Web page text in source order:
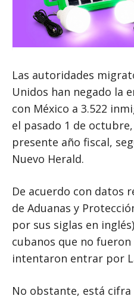
Las autoridades
Unidos han negado la
con México a 3.522
el pasado 1 de
presente año fiscal,
Nuevo Herald.
De acuerdo con datos
de Aduanas y
por sus siglas en
cubanos que no
intentaron entrar por
No obstante, está